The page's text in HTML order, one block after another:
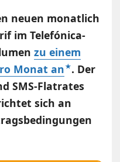
neuen monatlich
im Telefónica-
zu einem
Monat an . Der
SMS-Flatrates
sich an